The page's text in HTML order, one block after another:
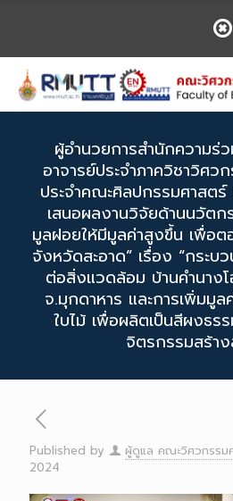
ผู้อำนวยการสำนักความร่
อาจารย์ประจำภาควิชาวิศว
ประจำคณะศิลปกรรมศาสต
เสนอผลงานวิจัยด้านนวัตก
มูลฝอยให้มีมูลค่าสูงขึ้น เพื่อต
จังหวัดสะอาด” เรื่อง “กระบ
ต่อสิ่งแวดล้อม บ้านคำนาง
จ.มุกดาหาร และการเพิ่มมูล
ใบไม้ เพื่อผลิตเป็นสีผงธร
จิตรกรรมสร้า
Published by ผู้ดูแล คณะวิศวกรรม
2024